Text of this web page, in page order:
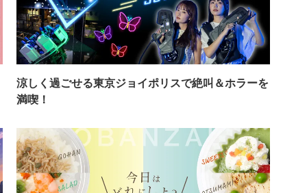
涼しく過ごせる東京ジョイポリスで絶叫＆ホラーを
満喫！